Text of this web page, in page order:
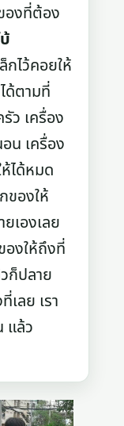
องที่ต้อง
ไว้คอยให้
ด้ตามที่
ว เครื่อง
น เครื่อง
ได้หมด
องให้
เองเลย
องให้ถึงที่
ก็ปลาย
ลย เรา
แล้ว